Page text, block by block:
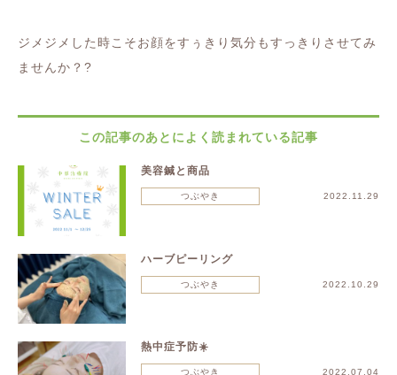
ジメジメした時こそお顔をすぅきり 気分もすっきりさせてみ
ませんか？ ?
この記事のあとによく読まれている記事
美容鍼と商品
つぶやき 2022.11.29
ハーブピーリング
つぶやき 2022.10.29
熱中症予防☀️
つぶやき 2022.07.04